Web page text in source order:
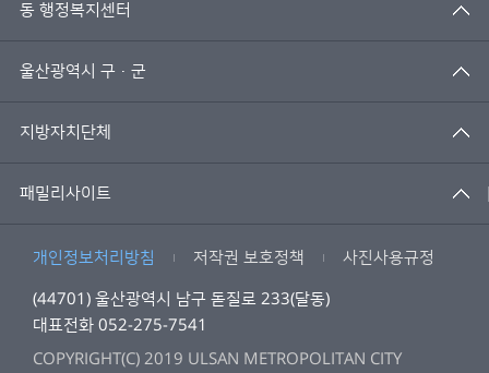
동 행정복지센터
울산광역시 구·군
지방자치단체
패밀리사이트
개인정보처리방침 저작권 보호정책 사진사용규정
(44701) 울산광역시 남구 돋질로 233(달동)
대표전화 052-275-7541
COPYRIGHT(C) 2019 ULSAN METROPOLITAN CITY